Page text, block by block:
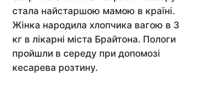
стала найстаршою мамою в країні.
Жінка народила хлопчика вагою в 3
кг в лікарні міста Брайтона. Пологи
пройшли в середу при допомозі
кесарева розтину.